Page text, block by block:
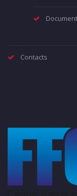
Contacts